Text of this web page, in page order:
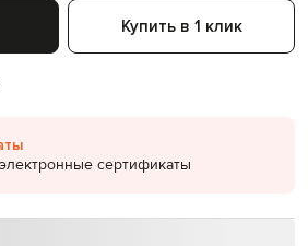
Купить в 1 клик
сертификаты